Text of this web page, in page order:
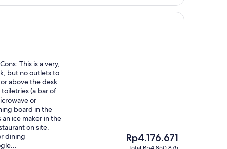
This is a very,
but no outlets to
above the desk.
(a bar of
or
board in the
ice maker in the
on site.
dining
Harga
sekarang
Rp4.176.671